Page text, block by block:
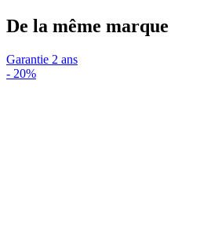
De la même marque
Garantie 2 ans
- 20%